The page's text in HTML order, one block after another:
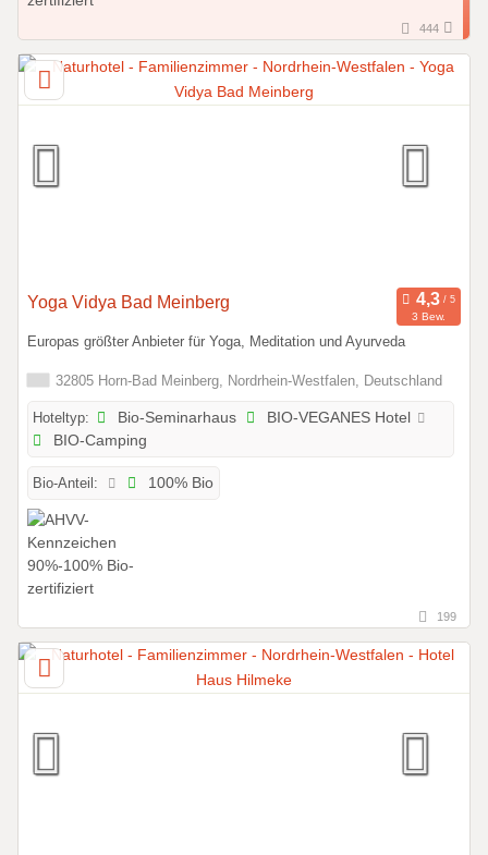
444
Yoga Vidya Bad Meinberg
3 Bew.
Europas größter Anbieter für Yoga, Meditation und Ayurveda
32805 Horn-Bad Meinberg, Nordrhein-Westfalen, Deutschland
Hoteltyp: Bio-Seminarhaus
BIO-VEGANES Hotel
BIO-Camping
Bio-Anteil: 100% Bio
199